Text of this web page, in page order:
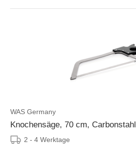
WAS Germany
Knochensäge, 70 cm, Carbonstahl
2 - 4 Werktage